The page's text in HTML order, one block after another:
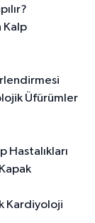
Kalp
Üfürümler
Hastalıkları
Kardiyoloji